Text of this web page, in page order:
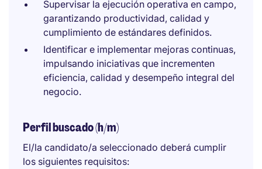
Supervisar la ejecución operativa en campo,
garantizando productividad, calidad y
cumplimiento de estándares definidos.
Identificar e implementar mejoras continuas,
impulsando iniciativas que incrementen
eficiencia, calidad y desempeño integral del
negocio.
Perfil buscado (h/m)
El/la candidato/a seleccionado deberá cumplir
los siguientes requisitos: